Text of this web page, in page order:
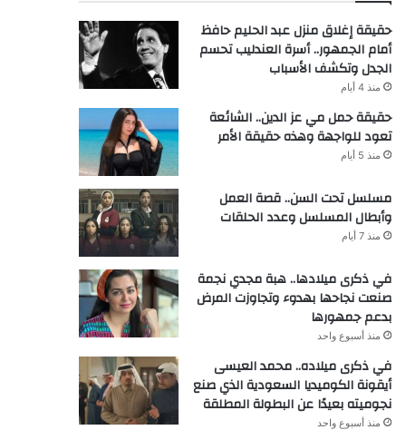
حقيقة إغلاق منزل عبد الحليم حافظ
أمام الجمهور.. أسرة العندليب تحسم
الجدل وتكشف الأسباب
منذ 4 أيام
حقيقة حمل مي عز الدين.. الشائعة
تعود للواجهة وهذه حقيقة الأمر
منذ 5 أيام
مسلسل تحت السن.. قصة العمل
وأبطال المسلسل وعدد الحلقات
منذ 7 أيام
في ذكرى ميلادها.. هبة مجدي نجمة
صنعت نجاحها بهدوء وتجاوزت المرض
بدعم جمهورها
منذ أسبوع واحد
في ذكرى ميلاده.. محمد العيسى
أيقونة الكوميديا السعودية الذي صنع
نجوميته بعيدًا عن البطولة المطلقة
منذ أسبوع واحد